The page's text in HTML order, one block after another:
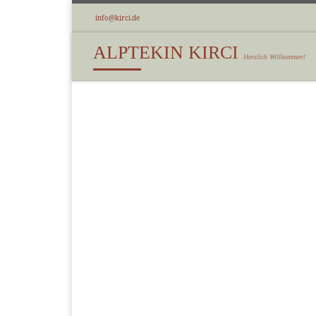
Zum Inhalt springeninfo@kirci.de
ALPTEKIN KIRCI Herzlich Willkommen!